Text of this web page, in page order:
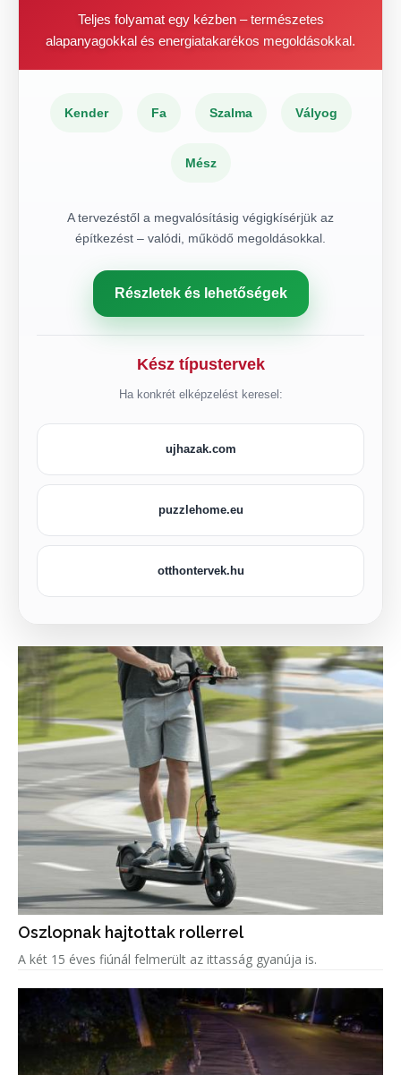
Teljes folyamat egy kézben – természetes
alapanyagokkal és energiatakarékos megoldásokkal.
Kender Fa Szalma Vályog
Mész
A tervezéstől a megvalósításig végigkísérjük az
építkezést – valódi, működő megoldásokkal.
Részletek és lehetőségek
Kész típustervek
Ha konkrét elképzelést keresel:
ujhazak.com
puzzlehome.eu
otthontervek.hu
Oszlopnak hajtottak rollerrel
A két 15 éves fiúnál felmerült az ittasság gyanúja is.